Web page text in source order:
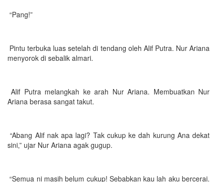
“Pang!”
Pintu terbuka luas setelah di tendang oleh Alif Putra. Nur Ariana
menyorok di sebalik almari.
Alif Putra melangkah ke arah Nur Ariana. Membuatkan Nur
Ariana berasa sangat takut.
“Abang Alif nak apa lagi? Tak cukup ke dah kurung Ana dekat
sini,” ujar Nur Ariana agak gugup.
“Semua ni masih belum cukup! Sebabkan kau lah aku bercerai.